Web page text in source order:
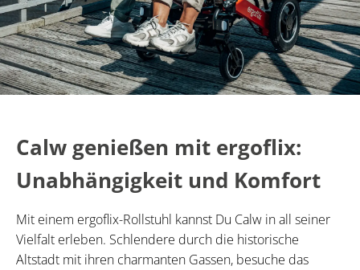
Calw genießen mit ergoflix:
Unabhängigkeit und Komfort
Mit einem ergoflix-Rollstuhl kannst Du Calw in all seiner
Vielfalt erleben. Schlendere durch die historische
Altstadt mit ihren charmanten Gassen, besuche das